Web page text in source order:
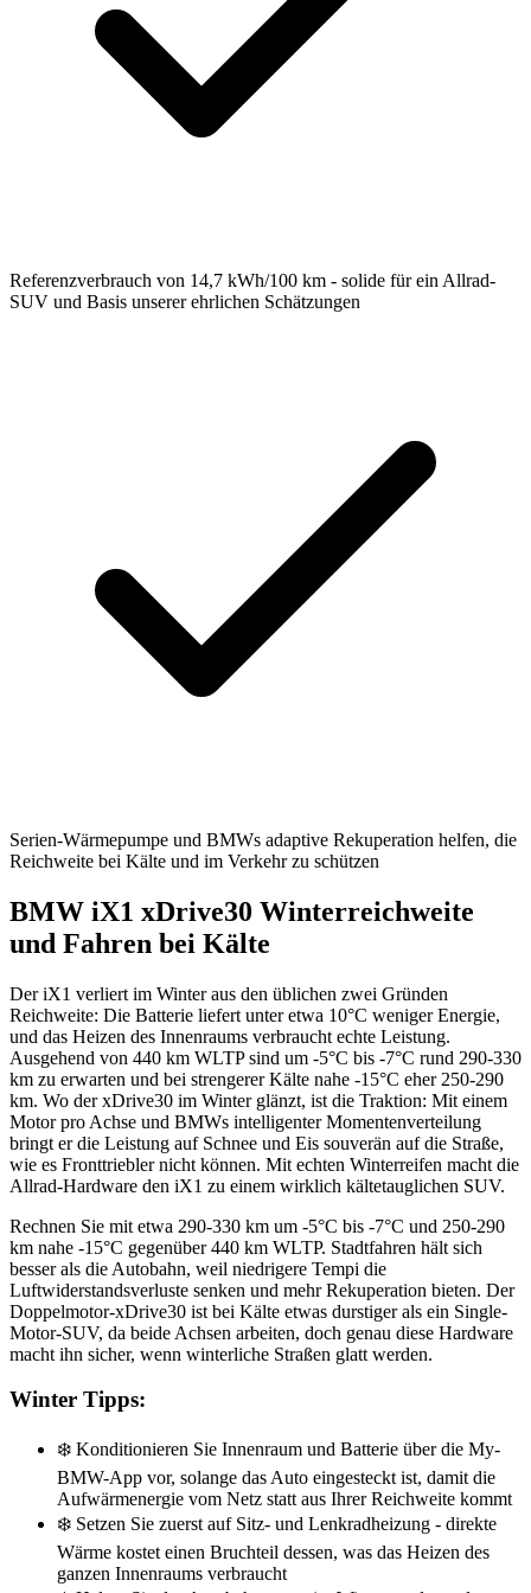
Referenzverbrauch von 14,7 kWh/100 km - solide für ein Allrad-
SUV und Basis unserer ehrlichen Schätzungen
Serien-Wärmepumpe und BMWs adaptive Rekuperation helfen, die
Reichweite bei Kälte und im Verkehr zu schützen
BMW iX1 xDrive30 Winterreichweite
und Fahren bei Kälte
Der iX1 verliert im Winter aus den üblichen zwei Gründen
Reichweite: Die Batterie liefert unter etwa 10°C weniger Energie,
und das Heizen des Innenraums verbraucht echte Leistung.
Ausgehend von 440 km WLTP sind um -5°C bis -7°C rund 290-330
km zu erwarten und bei strengerer Kälte nahe -15°C eher 250-290
km. Wo der xDrive30 im Winter glänzt, ist die Traktion: Mit einem
Motor pro Achse und BMWs intelligenter Momentenverteilung
bringt er die Leistung auf Schnee und Eis souverän auf die Straße,
wie es Fronttriebler nicht können. Mit echten Winterreifen macht die
Allrad-Hardware den iX1 zu einem wirklich kältetauglichen SUV.
Rechnen Sie mit etwa 290-330 km um -5°C bis -7°C und 250-290
km nahe -15°C gegenüber 440 km WLTP. Stadtfahren hält sich
besser als die Autobahn, weil niedrigere Tempi die
Luftwiderstandsverluste senken und mehr Rekuperation bieten. Der
Doppelmotor-xDrive30 ist bei Kälte etwas durstiger als ein Single-
Motor-SUV, da beide Achsen arbeiten, doch genau diese Hardware
macht ihn sicher, wenn winterliche Straßen glatt werden.
Winter Tipps:
❄️ Konditionieren Sie Innenraum und Batterie über die My-
BMW-App vor, solange das Auto eingesteckt ist, damit die
Aufwärmenergie vom Netz statt aus Ihrer Reichweite kommt
❄️ Setzen Sie zuerst auf Sitz- und Lenkradheizung - direkte
Wärme kostet einen Bruchteil dessen, was das Heizen des
ganzen Innenraums verbraucht